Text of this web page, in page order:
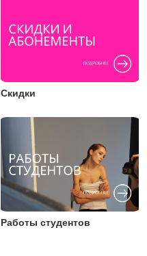
Скидки
Работы студентов